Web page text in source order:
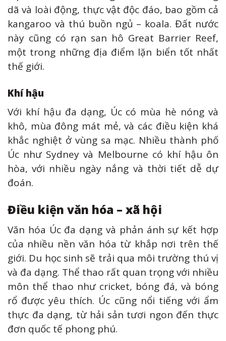
dã và loài động, thực vật độc đáo, bao gồm cả
kangaroo và thú buồn ngủ – koala. Đất nước
này cũng có rạn san hô Great Barrier Reef,
một trong những địa điểm lặn biển tốt nhất
thế giới.
Khí hậu
Với khí hậu đa dạng, Úc có mùa hè nóng và
khô, mùa đông mát mẻ, và các điều kiện khá
khắc nghiệt ở vùng sa mạc. Nhiều thành phố
Úc như Sydney và Melbourne có khí hậu ôn
hòa, với nhiều ngày nắng và thời tiết dễ dự
đoán.
Điều kiện văn hóa – xã hội
Văn hóa Úc đa dạng và phản ánh sự kết hợp
của nhiều nền văn hóa từ khắp nơi trên thế
giới. Du học sinh sẽ trải qua môi trường thú vị
và đa dạng. Thể thao rất quan trọng với nhiều
môn thể thao như cricket, bóng đá, và bóng
rổ được yêu thích. Úc cũng nổi tiếng với ẩm
thực đa dạng, từ hải sản tươi ngon đến thực
đơn quốc tế phong phú.